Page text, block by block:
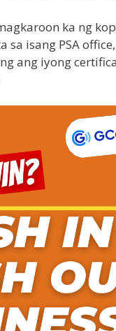
ka ng
isang PSA
ang iyong